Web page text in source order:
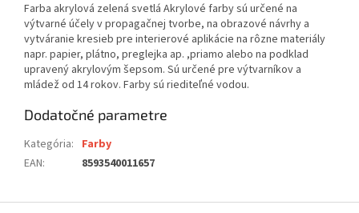
Farba akrylová zelená svetlá Akrylové farby sú určené na
výtvarné účely v propagačnej tvorbe, na obrazové návrhy a
vytváranie kresieb pre interierové aplikácie na rôzne materiály
napr. papier, plátno, preglejka ap. ,priamo alebo na podklad
upravený akrylovým šepsom. Sú určené pre výtvarníkov a
mládež od 14 rokov. Farby sú riediteľné vodou.
Dodatočné parametre
Kategória: Farby
EAN: 8593540011657